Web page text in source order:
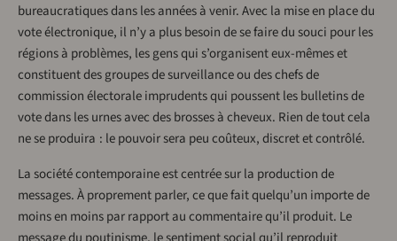
bureaucratiques dans les années à venir. Avec la mise en place du
vote électronique, il n’y a plus besoin de se faire du souci pour les
régions à problèmes, les gens qui s’organisent eux-mêmes et
constituent des groupes de surveillance ou des chefs de
commission électorale imprudents qui poussent les bulletins de
vote dans les urnes avec des brosses à cheveux. Rien de tout cela
ne se produira : le pouvoir sera peu coûteux, discret et contrôlé.
La société contemporaine est centrée sur la production de
messages. À proprement parler, ce que fait quelqu’un importe de
moins en moins par rapport au commentaire qu’il produit. Le